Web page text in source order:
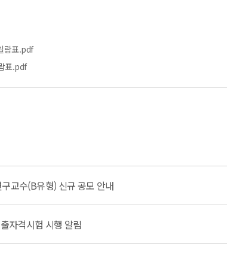
람표.pdf
표.pdf
교수(B유형) 신규 공모 안내
자격시험 시행 알림